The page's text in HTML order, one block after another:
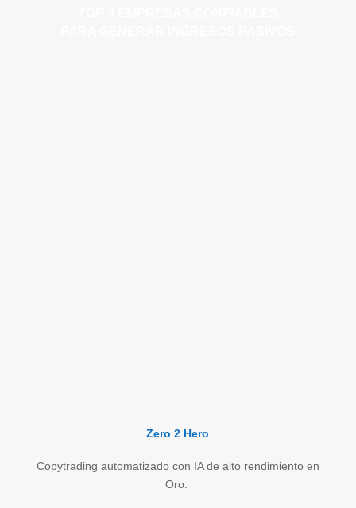
Zero 2 Hero
Copytrading automatizado con IA de alto rendimiento en
Oro.